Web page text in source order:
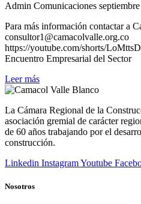
Admin Comunicaciones
Para más información contactar a
consultor1@camacolvalle.org.co
https://youtube.com/shorts/
Encuentro Empresarial del Sector
Leer más
La Cámara Regional de la
asociación gremial de carácter
de 60 años trabajando por el
construcción.
Linkedin InstagramYoutube
Nosotros